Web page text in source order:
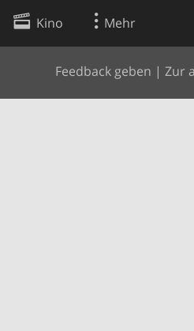
Kino Mehr
Feedback geben | Zur
Websuche